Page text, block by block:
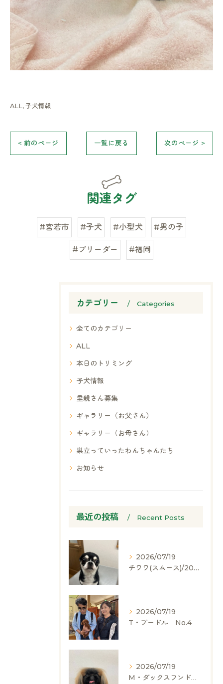
ALL 子犬情報
< 前のページ 一覧に戻る 次のページ >
関連タグ
#宮若市 #子犬 #小型犬 #男の子
#ブリーダー #福岡
カテゴリー Categories
全てのカテゴリー
ALL
本日のトリミング
子犬情報
里親さん募集
ギャラリー（お父さん）
ギャラリー（お母さん）
巣立っていったわんちゃんたち
お知らせ
最近の投稿 Recent Posts
2026/07/19
チワワ(スムース)/2024.05.06/男の子/60,000(税別)
2026/07/19
T・プードル No.4
2026/07/19
M・ダックスフンド、ヨークシャーテリア、ペキニーズ、ポメラニアン